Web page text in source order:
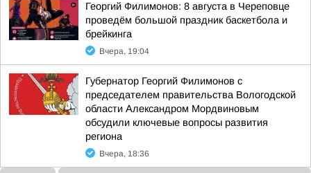
Георгий Филимонов: 8 августа в Череповце
проведём большой праздник баскетбола и
брейкинга
Вчера, 19:04
Губернатор Георгий Филимонов с
председателем правительства Вологодской
области Александром Мордвиновым
обсудили ключевые вопросы развития
региона
Вчера, 18:36